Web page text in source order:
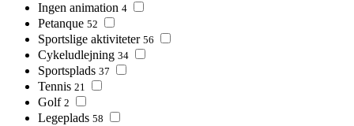
Ingen animation 4
Petanque 52
Sportslige aktiviteter 56
Cykeludlejning 34
Sportsplads 37
Tennis 21
Golf 2
Legeplads 58